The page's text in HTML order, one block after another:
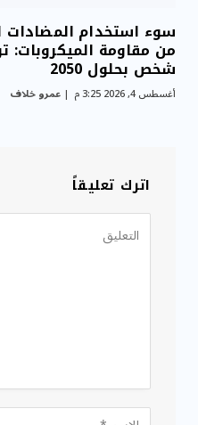
سوء استخدام المضادات
شخص بحلول 2050
أغسطس 4, 2026 3:25 م عمرو خلاف
اترك تعليقاً